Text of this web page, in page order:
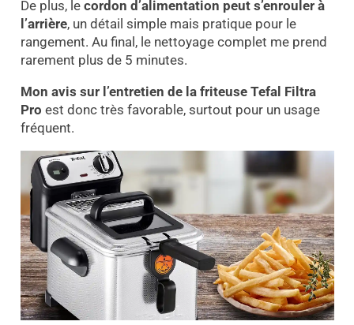
De plus, le cordon d’alimentation peut s’enrouler à
l’arrière, un détail simple mais pratique pour le
rangement. Au final, le nettoyage complet me prend
rarement plus de 5 minutes.
Mon avis sur l’entretien de la friteuse Tefal Filtra
Pro est donc très favorable, surtout pour un usage
fréquent.